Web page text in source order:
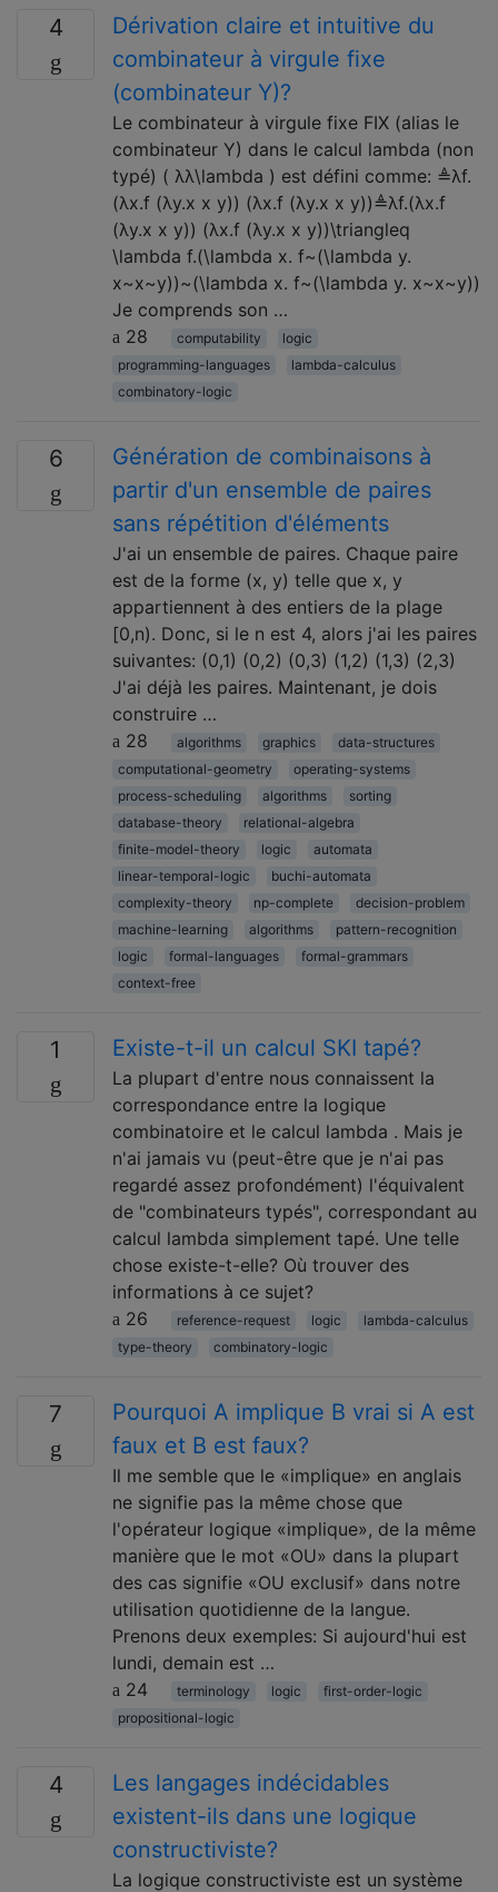
4
Dérivation claire et intuitive du
combinateur à virgule fixe
(combinateur Y)?
Le combinateur à virgule fixe FIX (alias le
combinateur Y) dans le calcul lambda (non
typé) ( λλ\lambda ) est défini comme: ≜λf.
(λx.f (λy.x x y)) (λx.f (λy.x x y))≜λf.(λx.f
(λy.x x y)) (λx.f (λy.x x y))\triangleq
\lambda f.(\lambda x. f~(\lambda y.
x~x~y))~(\lambda x. f~(\lambda y. x~x~y))
Je comprends son …
28
computability
logic
programming-languages
lambda-calculus
combinatory-logic
6
Génération de combinaisons à
partir d'un ensemble de paires
sans répétition d'éléments
J'ai un ensemble de paires. Chaque paire
est de la forme (x, y) telle que x, y
appartiennent à des entiers de la plage
[0,n). Donc, si le n est 4, alors j'ai les paires
suivantes: (0,1) (0,2) (0,3) (1,2) (1,3) (2,3)
J'ai déjà les paires. Maintenant, je dois
construire …
28
algorithms graphics
data-structures
computational-geometry
operating-systems
process-scheduling
algorithms
sorting
database-theory
relational-algebra
finite-model-theory
logic
automata
linear-temporal-logic
buchi-automata
complexity-theory
np-complete
decision-problem
machine-learning
algorithms
pattern-recognition
logic
formal-languages
formal-grammars
context-free
1 Existe-t-il un calcul SKI tapé?
La plupart d'entre nous connaissent la
correspondance entre la logique
combinatoire et le calcul lambda . Mais je
n'ai jamais vu (peut-être que je n'ai pas
regardé assez profondément) l'équivalent
de "combinateurs typés", correspondant au
calcul lambda simplement tapé. Une telle
chose existe-t-elle? Où trouver des
informations à ce sujet?
26
reference-request logic
lambda-calculus
type-theory
combinatory-logic
7
Pourquoi A implique B vrai si A est
faux et B est faux?
Il me semble que le «implique» en anglais
ne signifie pas la même chose que
l'opérateur logique «implique», de la même
manière que le mot «OU» dans la plupart
des cas signifie «OU exclusif» dans notre
utilisation quotidienne de la langue.
Prenons deux exemples: Si aujourd'hui est
lundi, demain est …
24
terminology logic
first-order-logic
propositional-logic
4
Les langages indécidables
existent-ils dans une logique
constructiviste?
La logique constructiviste est un système